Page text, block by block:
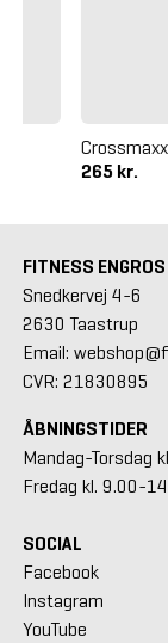
265 kr.
FITNESS
Snedkervej 4-6
2630 Taastrup
Email:
CVR: 21830895
ÅBNINGSTIDER
Mandag-Torsdag
Fredag kl. 9.00-
SOCIAL
Facebook
Instagram
YouTube